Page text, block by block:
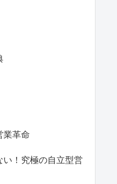
業革命
！究極の自立型営